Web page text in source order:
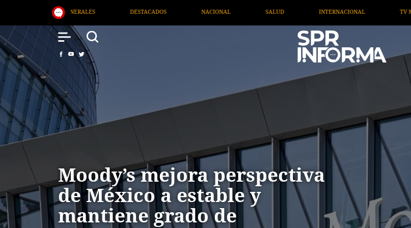
NACIONAL SALUD INTERNACIONAL TV MIGRANTE INFORMA OPINIÓN
Moody’s mejora perspectiva
de México a estable y
mantiene grado de